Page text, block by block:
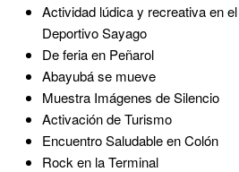
Actividad lúdica y recreativa en
Deportivo Sayago
De feria en Peñarol
Abayubá se mueve
Muestra Imágenes de Silencio
Activación de Turismo
Encuentro Saludable en Colón
Rock en la Terminal